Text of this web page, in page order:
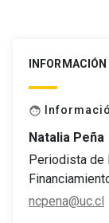
INFORMACIÓN
face
Natalia Peña
Periodista de
ncpena@uc.cl